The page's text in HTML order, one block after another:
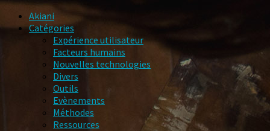
Akiani
Catégories
Expérience utilisateur
Facteurs humains
Nouvelles technologies
Divers
Outils
Evènements
Méthodes
Ressources